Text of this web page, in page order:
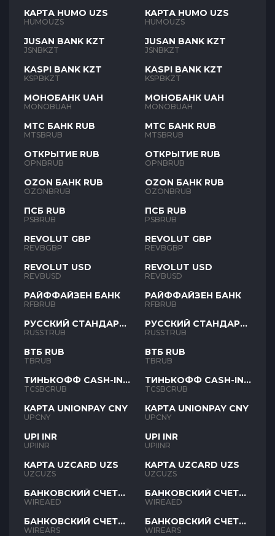
КАРТА HUMO UZS
HUMOUZS
JUSAN BANK KZT
JSNBKZT
KASPI BANK KZT
KSPBKZT
МОНОБАНК UAH
MONOBUAH
МТС БАНК RUB
MTSBRUB
ОТКРЫТИЕ RUB
OPNBRUB
OZON БАНК RUB
OZONBRUB
ПСБ RUB
PSBRUB
REVOLUT GBP
REVBGBP
REVOLUT USD
REVBUSD
РАЙФФАЙЗЕН БАНК
RFBRUB
РУССКИЙ СТАНДАРТ
RUB
RUSSTRUB
ВТБ RUB
TBRUB
ТИНЬКОФФ CASH-IN
RUB
TCSBCRUB
КАРТА UNIONPAY CNY
UPCNY
UPI INR
UPIINR
КАРТА UZCARD UZS
UZCUZS
БАНКОВСКИЙ СЧЕТ
AED
WIREAED
БАНКОВСКИЙ СЧЕТ
ARS
WIREARS
КАРТА HUMO UZS
HUMOUZS
JUSAN BANK KZT
JSNBKZT
KASPI BANK KZT
KSPBKZT
МОНОБАНК UAH
MONOBUAH
МТС БАНК RUB
MTSBRUB
ОТКРЫТИЕ RUB
OPNBRUB
OZON БАНК RUB
OZONBRUB
ПСБ RUB
PSBRUB
REVOLUT GBP
REVBGBP
REVOLUT USD
REVBUSD
РАЙФФАЙЗЕН БАНК
RFBRUB
РУССКИЙ СТАНДАРТ
RUB
RUSSTRUB
ВТБ RUB
TBRUB
ТИНЬКОФФ CASH-IN
RUB
TCSBCRUB
КАРТА UNIONPAY CNY
UPCNY
UPI INR
UPIINR
КАРТА UZCARD UZS
UZCUZS
БАНКОВСКИЙ СЧЕТ
AED
WIREAED
БАНКОВСКИЙ СЧЕТ
ARS
WIREARS